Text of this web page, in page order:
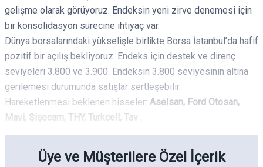
gelişme olarak görüyoruz. Endeksin yeni zirve denemesi için
bir konsolidasyon sürecine ihtiyaç var.
Dünya borsalarındaki yükselişle birlikte Borsa İstanbul’da hafif
pozitif bir açılış bekliyoruz. Endeks için destek ve direnç
seviyeleri 3.800 ve 3.900. Endeksin 3.800 seviyesinin altına
gerilemesi durumunda satışlar sertleşebilir.
Hareketlenmesi beklenen hisseler: Aselsan, Ford Otosan,
Mavi, Şişecam, THY, Turkcell, Tav .
Üye ve Müşterilere Özel İçerik